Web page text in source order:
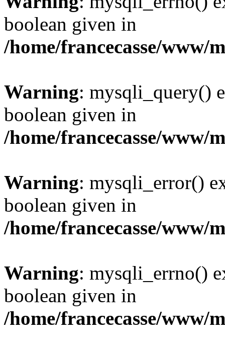
boolean given in
/home/francecasse/www/
Warning: mysqli_query()
boolean given in
/home/francecasse/www/
Warning: mysqli_error()
boolean given in
/home/francecasse/www/
Warning: mysqli_errno()
boolean given in
/home/francecasse/www/